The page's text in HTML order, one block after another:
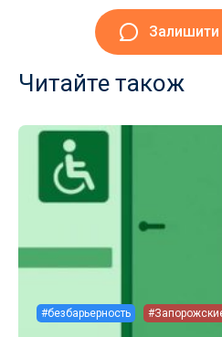
Читайте також
#безбарьерность